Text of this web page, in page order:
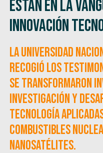
están en la
innovación
La Universidad
recogió los
se transformaron
investigación y
Tecnología
combustibles
nanosatélites.